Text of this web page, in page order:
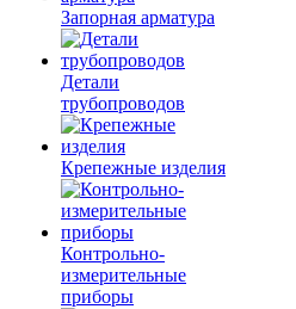
Запорная арматура
Детали
трубопроводов
Крепежные изделия
Контрольно-
измерительные
приборы